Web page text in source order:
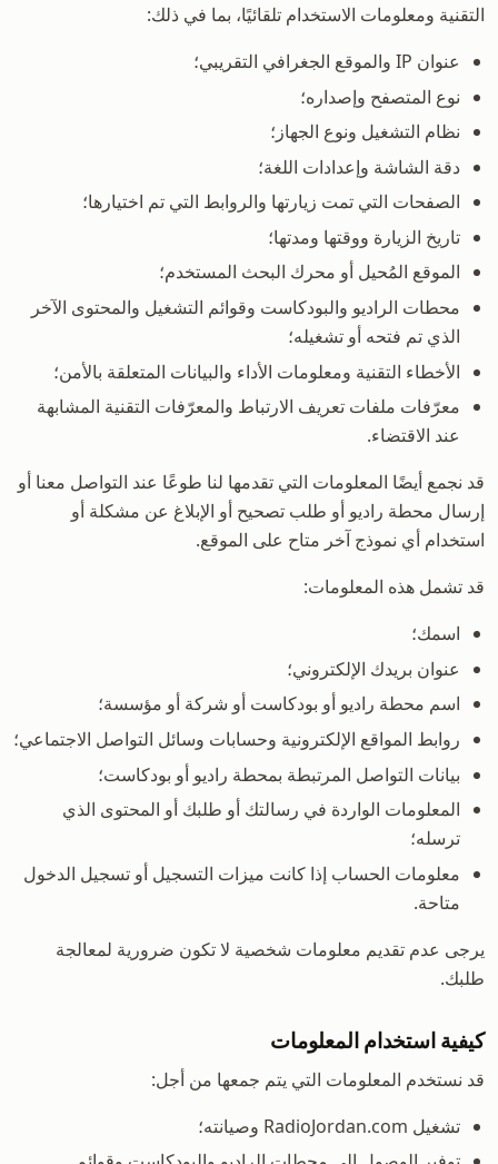
التقنية ومعلومات الاستخدام تلقائيًا، بما في ذلك:
عنوان IP والموقع الجغرافي التقريبي؛
نوع المتصفح وإصداره؛
نظام التشغيل ونوع الجهاز؛
دقة الشاشة وإعدادات اللغة؛
الصفحات التي تمت زيارتها والروابط التي تم اختيارها؛
تاريخ الزيارة ووقتها ومدتها؛
الموقع المُحيل أو محرك البحث المستخدم؛
محطات الراديو والبودكاست وقوائم التشغيل والمحتوى الآخر
الذي تم فتحه أو تشغيله؛
الأخطاء التقنية ومعلومات الأداء والبيانات المتعلقة بالأمن؛
معرّفات ملفات تعريف الارتباط والمعرّفات التقنية المشابهة
عند الاقتضاء.
قد نجمع أيضًا المعلومات التي تقدمها لنا طوعًا عند التواصل معنا أو
إرسال محطة راديو أو طلب تصحيح أو الإبلاغ عن مشكلة أو
استخدام أي نموذج آخر متاح على الموقع.
قد تشمل هذه المعلومات:
اسمك؛
عنوان بريدك الإلكتروني؛
اسم محطة راديو أو بودكاست أو شركة أو مؤسسة؛
روابط المواقع الإلكترونية وحسابات وسائل التواصل الاجتماعي؛
بيانات التواصل المرتبطة بمحطة راديو أو بودكاست؛
المعلومات الواردة في رسالتك أو طلبك أو المحتوى الذي
ترسله؛
معلومات الحساب إذا كانت ميزات التسجيل أو تسجيل الدخول
متاحة.
يرجى عدم تقديم معلومات شخصية لا تكون ضرورية لمعالجة
طلبك.
كيفية استخدام المعلومات
قد نستخدم المعلومات التي يتم جمعها من أجل:
تشغيل RadioJordan.com وصيانته؛